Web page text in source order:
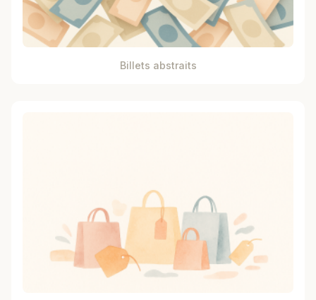
Billets abstraits